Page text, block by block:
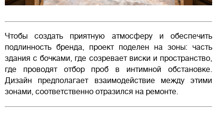
Чтобы создать приятную атмосферу и обеспечить
подлинность бренда, проект поделен на зоны: часть
здания с бочками, где созревает виски и пространство,
где проводят отбор проб в интимной обстановке.
Дизайн предполагает взаимодействие между этими
зонами, соответственно отразился на ремонте.